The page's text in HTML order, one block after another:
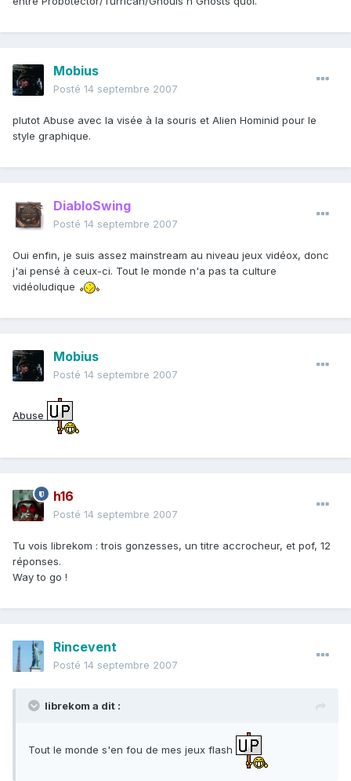
Mobius
Posté 14 septembre 2007
plutot Abuse avec la visée à la souris et Alien Hominid pour le
style graphique.
DiabloSwing
Posté 14 septembre 2007
Oui enfin, je suis assez mainstream au niveau jeux vidéox, donc
j'ai pensé à ceux-ci. Tout le monde n'a pas ta culture
vidéoludique
Mobius
Posté 14 septembre 2007
Abuse
h16
Posté 14 septembre 2007
Tu vois librekom : trois gonzesses, un titre accrocheur, et pof, 12
réponses.
Way to go !
Rincevent
Posté 14 septembre 2007
librekom a dit :
Tout le monde s'en fou de mes jeux flash